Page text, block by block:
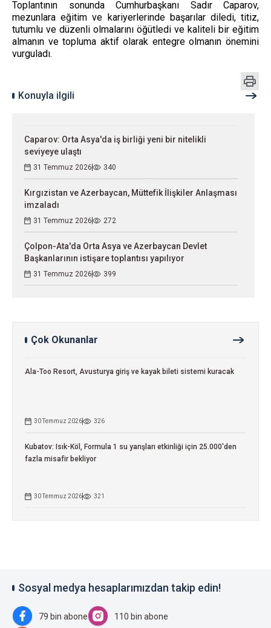
Toplantının sonunda Cumhurbaşkanı Sadır Caparov,
mezunlara eğitim ve kariyerlerinde başarılar diledi, titiz,
tutumlu ve düzenli olmalarını öğütledi ve kaliteli bir eğitim
almanın ve topluma aktif olarak entegre olmanın önemini
vurguladı.
Konuyla ilgili
Caparov: Orta Asya'da iş birliği yeni bir nitelikli
seviyeye ulaştı
31 Temmuz 2026 340
Kırgızistan ve Azerbaycan, Müttefik İlişkiler Anlaşması
imzaladı
31 Temmuz 2026 272
Çolpon-Ata'da Orta Asya ve Azerbaycan Devlet
Başkanlarının istişare toplantısı yapılıyor
31 Temmuz 2026 399
Çok Okunanlar
Ala-Too Resort, Avusturya giriş ve kayak bileti sistemi kuracak
30 Temmuz 2026 326
Kubatov: Isık-Köl, Formula 1 su yarışları etkinliği için 25.000'den
fazla misafir bekliyor
30 Temmuz 2026 321
Sosyal medya hesaplarımızdan takip edin!
79 bin abone 110 bin abone